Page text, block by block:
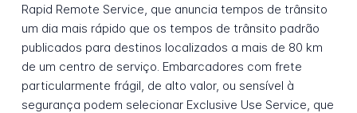
Rapid Remote Service, que anuncia tempos de trânsito
um dia mais rápido que os tempos de trânsito padrão
publicados para destinos localizados a mais de 80 km
de um centro de serviço. Embarcadores com frete
particularmente frágil, de alto valor, ou sensível à
segurança podem selecionar Exclusive Use Service, que